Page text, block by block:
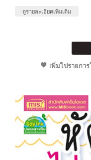
ดูรายละเอียดเพิ่มเติม
เพิ่มไปรายกา